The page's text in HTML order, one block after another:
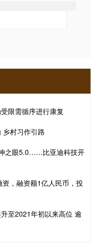
限需循序进行康复
乡村习作引路
之眼5.0……比亚迪科技开
，融资额1亿人民币，投
至2021年初以来高位 逾